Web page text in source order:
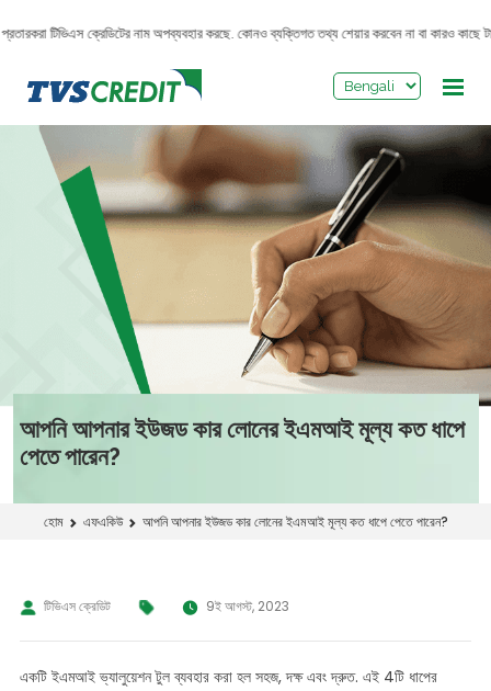
টিভিএস ক্রেডিটের নাম অপব্যবহার করছে. কোনও ব্যক্তিগত তথ্য শেয়ার করবেন না বা কারও কাছে
আপনি আপনার ইউজড কার লোনের ইএমআই মূল্য কত ধাপে
পেতে পারেন?
হোম এফএকিউ আপনি আপনার ইউজড কার লোনের ইএমআই মূল্য কত ধাপে পেতে পারেন?
টিভিএস ক্রেডিট 9ই আগস্ট, 2023
একটি ইএমআই ভ্যালুয়েশন টুল ব্যবহার করা হল সহজ, দক্ষ এবং দ্রুত. এই 4টি ধাপের